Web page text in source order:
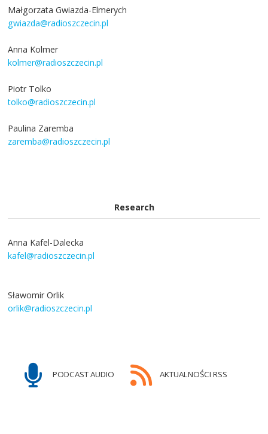
Małgorzata Gwiazda-Elmerych
gwiazda@radioszczecin.pl
Anna Kolmer
kolmer@radioszczecin.pl
Piotr Tolko
tolko@radioszczecin.pl
Paulina Zaremba
zaremba@radioszczecin.pl
Research
Anna Kafel-Dalecka
kafel@radioszczecin.pl
Sławomir Orlik
orlik@radioszczecin.pl
PODCAST AUDIO AKTUALNOŚCI RSS